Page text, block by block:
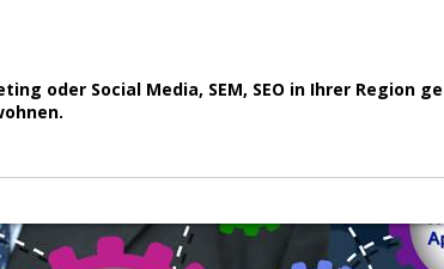
oder Social Media, SEM, SEO in Ihrer Region